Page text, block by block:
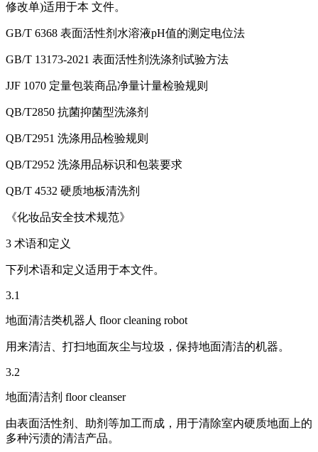
修改单)适用于本 文件。
GB/T 6368 表面活性剂水溶液pH值的测定电位法
GB/T 13173-2021 表面活性剂洗涤剂试验方法
JJF 1070 定量包装商品净量计量检验规则
QB/T2850 抗菌抑菌型洗涤剂
QB/T2951 洗涤用品检验规则
QB/T2952 洗涤用品标识和包装要求
QB/T 4532 硬质地板清洗剂
《化妆品安全技术规范》
3 术语和定义
下列术语和定义适用于本文件。
3.1
地面清洁类机器人 floor cleaning robot
用来清洁、打扫地面灰尘与垃圾，保持地面清洁的机器。
3.2
地面清洁剂 floor cleanser
由表面活性剂、助剂等加工而成，用于清除室内硬质地面上的
多种污渍的清洁产品。